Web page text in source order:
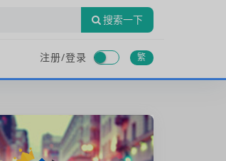
搜索一下
注册/登录 繁